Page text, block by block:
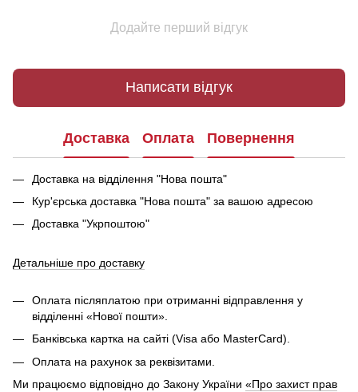
Додайте перший відгук
Написати відгук
Доставка Оплата Повернення
Доставка на відділення "Нова пошта"
Кур'єрська доставка "Нова пошта" за вашою адресою
Доставка "Укрпоштою"
Детальніше про доставку
Оплата післяплатою при отриманні відправлення у
відділенні «Нової пошти».
Банківська картка на сайті (Visa або MasterCard).
Оплата на рахунок за реквізитами.
Ми працюємо відповідно до Закону України «Про захист прав